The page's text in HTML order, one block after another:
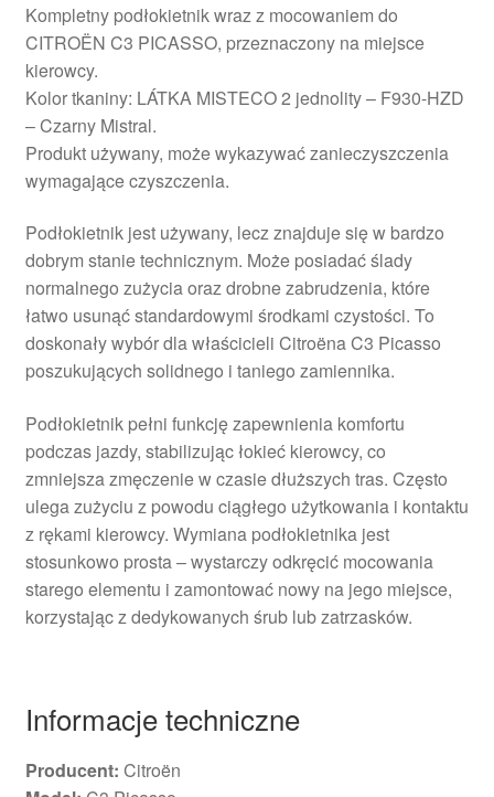
Kompletny podłokietnik wraz z mocowaniem do
CITROËN C3 PICASSO, przeznaczony na miejsce
kierowcy.
Kolor tkaniny: LÁTKA MISTECO 2 jednolity – F930-HZD
– Czarny Mistral.
Produkt używany, może wykazywać zanieczyszczenia
wymagające czyszczenia.
Podłokietnik jest używany, lecz znajduje się w bardzo
dobrym stanie technicznym. Może posiadać ślady
normalnego zużycia oraz drobne zabrudzenia, które
łatwo usunąć standardowymi środkami czystości. To
doskonały wybór dla właścicieli Citroëna C3 Picasso
poszukujących solidnego i taniego zamiennika.
Podłokietnik pełni funkcję zapewnienia komfortu
podczas jazdy, stabilizując łokieć kierowcy, co
zmniejsza zmęczenie w czasie dłuższych tras. Często
ulega zużyciu z powodu ciągłego użytkowania i kontaktu
z rękami kierowcy. Wymiana podłokietnika jest
stosunkowo prosta – wystarczy odkręcić mocowania
starego elementu i zamontować nowy na jego miejsce,
korzystając z dedykowanych śrub lub zatrzasków.
Informacje techniczne
Producent: Citroën